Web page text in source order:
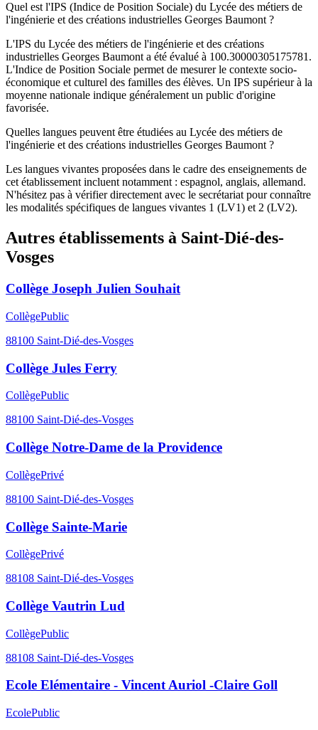
Quel est l'IPS (Indice de Position Sociale) du Lycée des métiers de
l'ingénierie et des créations industrielles Georges Baumont ?
L'IPS du Lycée des métiers de l'ingénierie et des créations
industrielles Georges Baumont a été évalué à 100.30000305175781.
L'Indice de Position Sociale permet de mesurer le contexte socio-
économique et culturel des familles des élèves. Un IPS supérieur à la
moyenne nationale indique généralement un public d'origine
favorisée.
Quelles langues peuvent être étudiées au Lycée des métiers de
l'ingénierie et des créations industrielles Georges Baumont ?
Les langues vivantes proposées dans le cadre des enseignements de
cet établissement incluent notamment : espagnol, anglais, allemand.
N'hésitez pas à vérifier directement avec le secrétariat pour connaître
les modalités spécifiques de langues vivantes 1 (LV1) et 2 (LV2).
Autres établissements à Saint-Dié-des-
Vosges
Collège Joseph Julien Souhait
CollègePublic
88100 Saint-Dié-des-Vosges
Collège Jules Ferry
CollègePublic
88100 Saint-Dié-des-Vosges
Collège Notre-Dame de la Providence
CollègePrivé
88100 Saint-Dié-des-Vosges
Collège Sainte-Marie
CollègePrivé
88108 Saint-Dié-des-Vosges
Collège Vautrin Lud
CollègePublic
88108 Saint-Dié-des-Vosges
Ecole Elémentaire - Vincent Auriol -Claire Goll
EcolePublic